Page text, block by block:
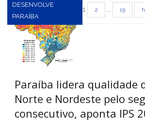
DESENVOLVE
PARAÍBA
Paraíba lidera qualidade
Norte e Nordeste pelo
consecutivo, aponta IPS
Paginação
de
posts
1 2 … 19